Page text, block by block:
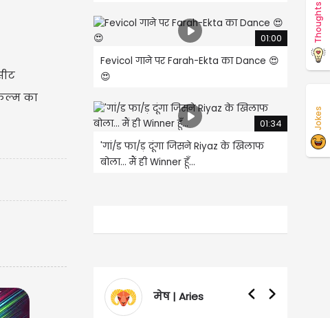
का
01:00
Fevicol गाने पर Farah-Ekta का Dance 😍
😍
01:34
'गां/ड फा/ड़ दूंगा जिसने Riyaz के खिलाफ
बोला... मैं ही Winner हूँ...
वृषभ | Taurus
Thoughts
Jokes